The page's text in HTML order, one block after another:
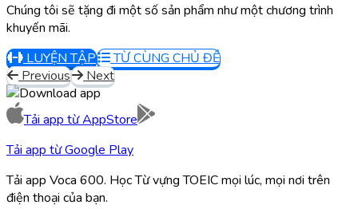
Chúng tôi sẽ tặng đi một số sản phẩm như một chương trình
khuyến mãi.
LUYỆN TẬP
TỪ CÙNG CHỦ ĐỀ
Previous
Next
Tải app từAppStore
Tải app từGoogle Play
Tải app Voca 600. Học Từ vựng TOEIC mọi lúc, mọi nơi trên
điện thoại của bạn.